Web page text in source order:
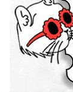
DESCONTO